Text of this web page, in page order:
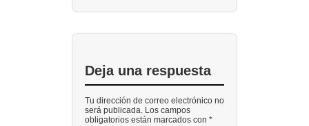
Deja una respuesta
Tu dirección de correo electrónico no
será publicada. Los campos
obligatorios están marcados con *